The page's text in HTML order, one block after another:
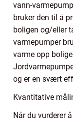
vann-
bruker den til å
boligen og/eller
varmepumper
varme opp
og er en svært
Kvantitative
Når du vurderer